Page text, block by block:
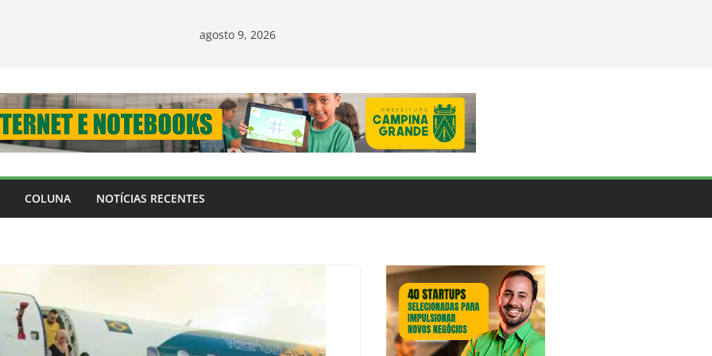
agosto 9, 2026
COLUNA NOTÍCIAS RECENTES